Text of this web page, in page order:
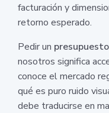
facturación y
retorno esperado.
Pedir un
nosotros significa
conoce el mercado
qué es puro ruido
debe traducirse en